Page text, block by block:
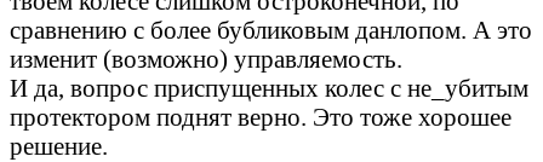
сравнению с более бубликовым данлопом. А это
изменит (возможно) управляемость.
И да, вопрос приспущенных колес с не_убитым
протектором поднят верно. Это тоже хорошее
решение.